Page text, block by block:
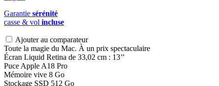
Garantie sérénité
casse & vol incluse
Ajouter au comparateur
Toute la magie du Mac. À un prix spectaculaire
Écran Liquid Retina de 33,02 cm : 13’’
Puce Apple A18 Pro
Mémoire vive 8 Go
Stockage SSD 512 Go